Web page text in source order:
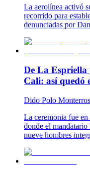
La aerolínea activó
recorrido para
denunciadas por
De La Espriella
Cali: así quedó
Dido Polo
La ceremonia fue
donde el
nueve hombres